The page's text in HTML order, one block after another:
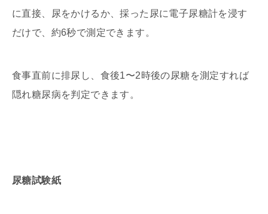
に直接、尿をかけるか、採った尿に電子尿糖計を浸す
だけで、約6秒で測定できます。
食事直前に排尿し、食後1〜2時後の尿糖を測定すれば
隠れ糖尿病を判定できます。
尿糖試験紙